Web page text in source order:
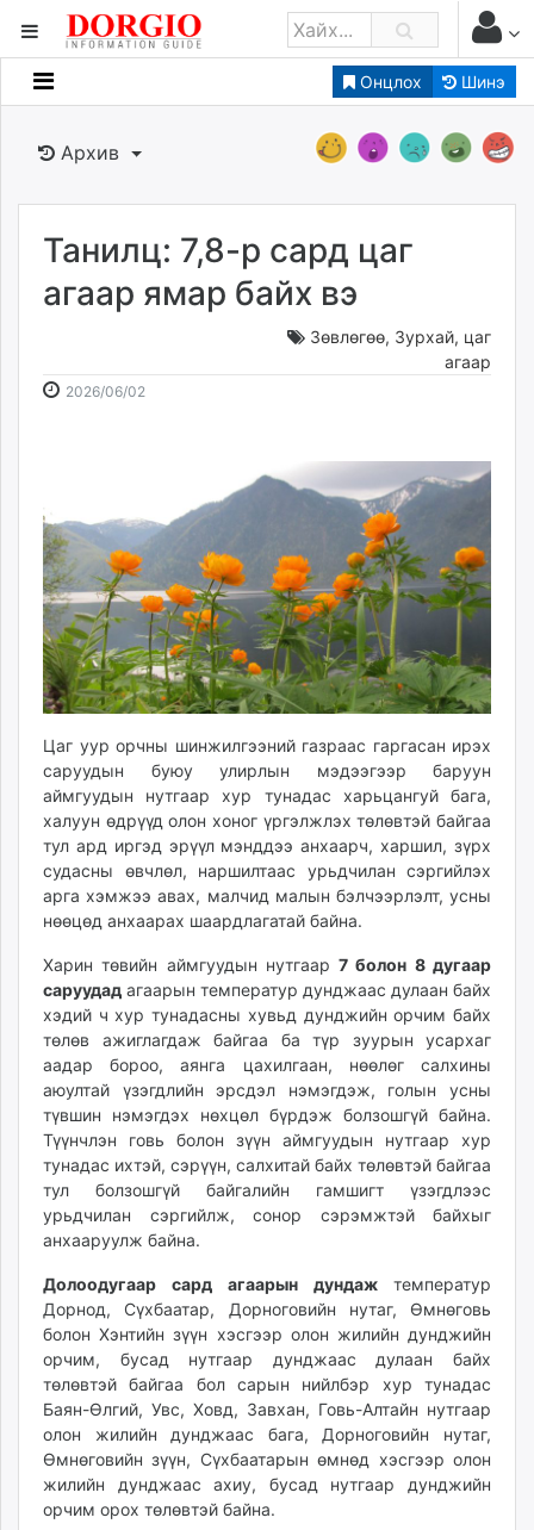
Онцлох Шинэ
Мэдээллийн
Банк санхүү
Бизнес ААН
Төрийн
Gogo.mn
caak.mn
tovch.mn
ikon.mn
mnb.mn
Livetv.mn
Eguur.mn
24tsag.mn
shuud.mn
ergelt.mn
zarig.mn
today.mn
zuv.mn
mminfo.mn
ugluu.mn
unen.mn
asu.mn
shudarga.mn
shuurhai.mn
unuudur.mn
isee.mn
mglradio.com
fact.mn
itoim.mn
tumen.mn
times.mn
tvmongolia.mn
mass.mn
unegui.mn
assa.mn
toim.mn
paparazzi.mn
Архив
Танилц: 7,8-р сард цаг
агаар ямар байх вэ
Зөвлөгөө, Зурхай, цаг
агаар
2026/06/02
Цаг уур орчны шинжилгээний газраас гаргасан ирэх
саруудын буюу улирлын мэдээгээр баруун
аймгуудын нутгаар хур тунадас харьцангуй бага,
халуун өдрүүд олон хоног үргэлжлэх төлөвтэй байгаа
тул ард иргэд эрүүл мэнддээ анхаарч, харшил, зүрх
судасны өвчлөл, наршилтаас урьдчилан сэргийлэх
арга хэмжээ авах, малчид малын бэлчээрлэлт, усны
нөөцөд анхаарах шаардлагатай байна.
Харин төвийн аймгуудын нутгаар 7 болон 8 дугаар
саруудад агаарын температур дунджаас дулаан байх
хэдий ч хур тунадасны хувьд дунджийн орчим байх
төлөв ажиглагдаж байгаа ба түр зуурын усархаг
аадар бороо, аянга цахилгаан, нөөлөг салхины
аюултай үзэгдлийн эрсдэл нэмэгдэж, голын усны
түвшин нэмэгдэх нөхцөл бүрдэж болзошгүй байна.
Түүнчлэн говь болон зүүн аймгуудын нутгаар хур
тунадас ихтэй, сэрүүн, салхитай байх төлөвтэй байгаа
тул болзошгүй байгалийн гамшигт үзэгдлээс
урьдчилан сэргийлж, сонор сэрэмжтэй байхыг
анхааруулж байна.
Долоодугаар сард агаарын дундаж температур
Дорнод, Сүхбаатар, Дорноговийн нутаг, Өмнөговь
болон Хэнтийн зүүн хэсгээр олон жилийн дунджийн
орчим, бусад нутгаар дунджаас дулаан байх
төлөвтэй байгаа бол сарын нийлбэр хур тунадас
Баян-Өлгий, Увс, Ховд, Завхан, Говь-Алтайн нутгаар
олон жилийн дунджаас бага, Дорноговийн нутаг,
Өмнөговийн зүүн, Сүхбаатарын өмнөд хэсгээр олон
жилийн дунджаас ахиу, бусад нутгаар дунджийн
орчим орох төлөвтэй байна.